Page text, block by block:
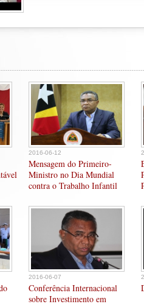
2016-06-12
Mensagem do Primeiro-
Ministro no Dia Mundial
contra o Trabalho Infantil
2016-06-07
Conferência Internacional
sobre Investimento em